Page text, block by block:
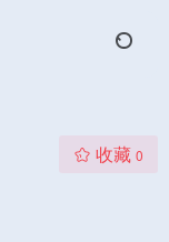
收藏 0